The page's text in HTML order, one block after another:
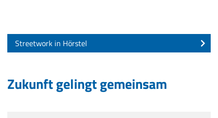
Streetwork in Hörstel
Zukunft gelingt gemeinsam